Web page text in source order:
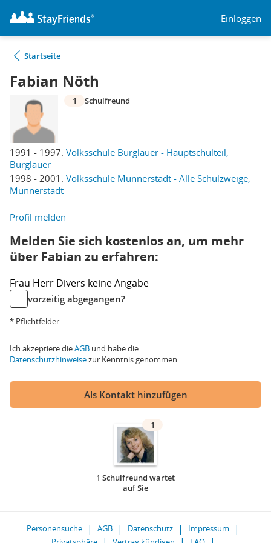
Einloggen
Startseite
Fabian Nöth
1991 - 1997: Volksschule Burglauer - Hauptschulteil,
Burglauer
1998 - 2001: Volksschule Münnerstadt - Alle Schulzweige,
Münnerstadt
1 Schulfreund
Profil melden
Melden Sie sich kostenlos an, um mehr
über Fabian zu erfahren:
Frau Herr Divers keine Angabe
vorzeitig abgegangen?
* Pflichtfelder
Ich akzeptiere dieAGB und habe die
Datenschutzhinweisezur Kenntnis genommen.
Als Kontakt hinzufügen
1
1 Schulfreund wartet
auf Sie
Personensuche AGB Datenschutz
Impressum